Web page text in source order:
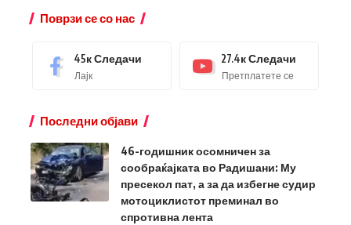
Поврзи се со нас
45кСледачи
Лајк
27.4кСледачи
Претплатете се
Последни објави
46-годишник осомничен за
сообраќајката во Радишани: Му
пресекол пат, а за да избегне судир
мотоциклистот преминал во
спротивна лента